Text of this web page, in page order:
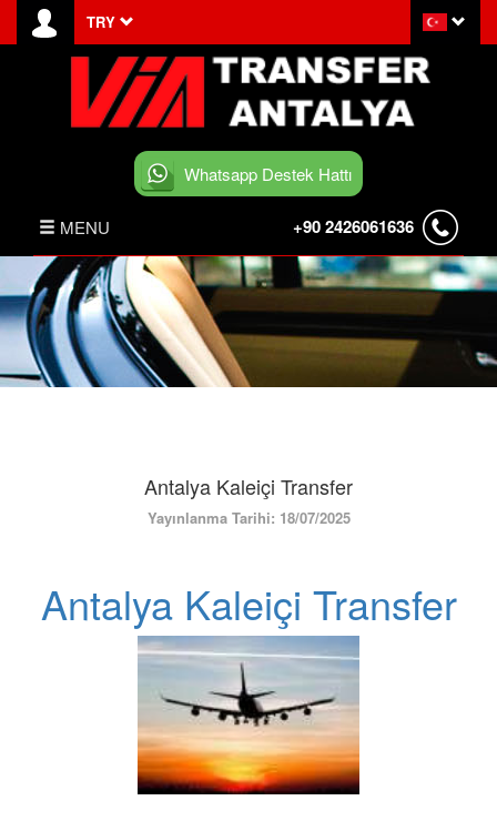
TRY
Whatsapp Destek Hattı
MENU +90 2426061636
ANASAYFA
HABERLER
BELEK TRANSFER
ÜYE GİRİŞİ / KAYIT
Antalya Kaleiçi Transfer
Yayınlanma Tarihi: 18/07/2025
Antalya Kaleiçi Transfer